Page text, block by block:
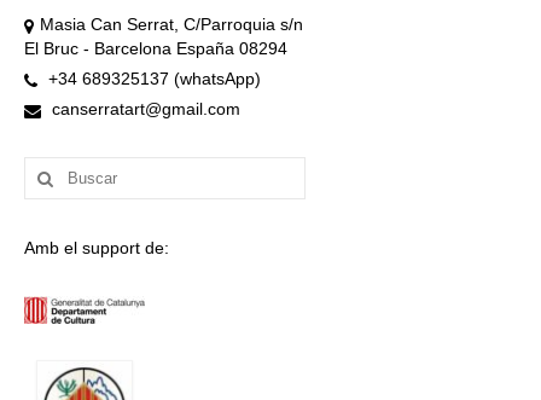
Masia Can Serrat, C/Parroquia s/n
El Bruc - Barcelona España 08294
+34 689325137 (whatsApp)
canserratart@gmail.com
Buscar
por:
Amb el support de: